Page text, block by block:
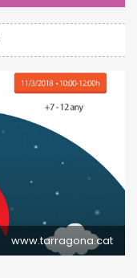
www.tarragona.cat